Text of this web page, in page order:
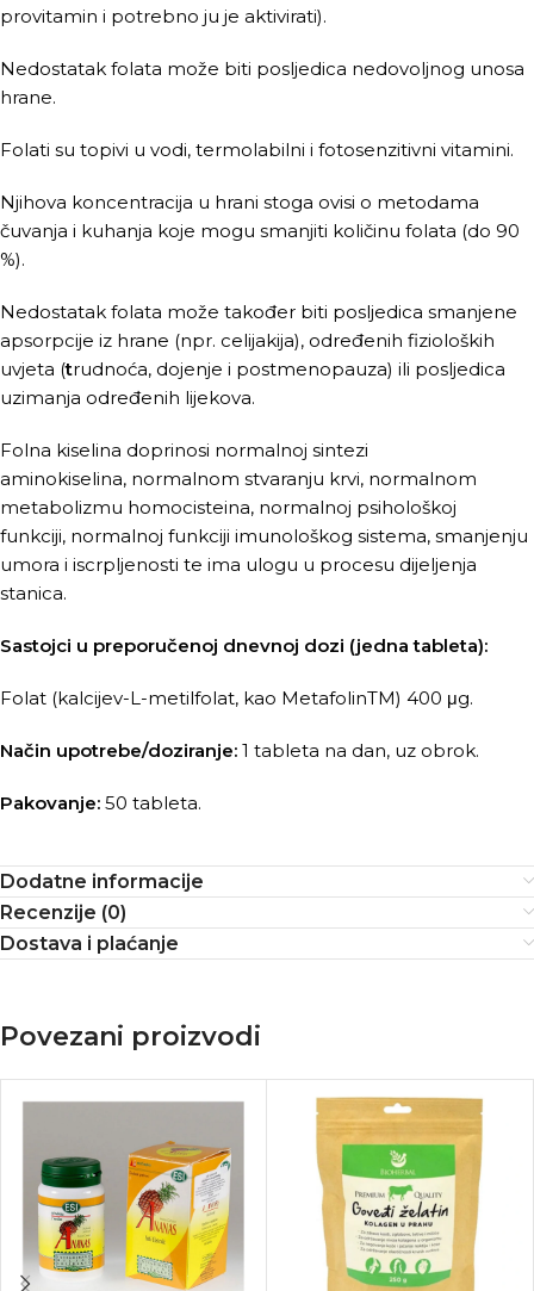
provitamin i potrebno ju je aktivirati).
Nedostatak folata može biti posljedica nedovoljnog unosa
hrane.
Folati su topivi u vodi, termolabilni i fotosenzitivni vitamini.
Njihova koncentracija u hrani stoga ovisi o metodama
čuvanja i kuhanja koje mogu smanjiti količinu folata (do 90
%).
Nedostatak folata može također biti posljedica smanjene
apsorpcije iz hrane (npr. celijakija), određenih fizioloških
uvjeta (trudnoća, dojenje i postmenopauza) ili posljedica
uzimanja određenih lijekova.
Folna kiselina doprinosi normalnoj sintezi
aminokiselina, normalnom stvaranju krvi, normalnom
metabolizmu homocisteina, normalnoj psihološkoj
funkciji, normalnoj funkciji imunološkog sistema, smanjenju
umora i iscrpljenosti te ima ulogu u procesu dijeljenja
stanica.
Sastojci u preporučenoj dnevnoj dozi (jedna tableta):
Folat (kalcijev-L-metilfolat, kao MetafolinTM) 400 μg.
Način upotrebe/doziranje: 1 tableta na dan, uz obrok.
Pakovanje: 50 tableta.
Dodatne informacije
Recenzije (0)
Dostava i plaćanje
Povezani proizvodi